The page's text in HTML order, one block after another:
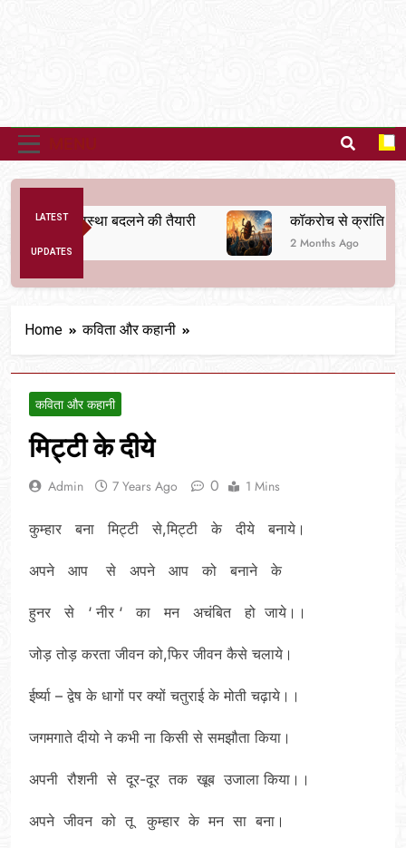
LATEST
UPDATES
व्यवस्था बदलने की तैयारी कॉकरोच से क्रांति तक
2 Months Ago
Home कविता और कहानी
कविता और कहानी
मिट्टी के दीये
Admin 7 Years Ago 0 1 Mins
कुम्हार बना मिट्टी से,मिट्टी के दीये बनाये।
अपने आप से अपने आप को बनाने के
हुनर से ‘ नीर ‘ का मन अचंबित हो जाये।।
जोड़ तोड़ करता जीवन को,फिर जीवन कैसे चलाये।
ईर्ष्या – द्वेष के धागों पर क्यों चतुराई के मोती चढ़ाये।।
जगमगाते दीयो ने कभी ना किसी से समझौता किया।
अपनी रौशनी से दूर-दूर तक खूब उजाला किया।।
अपने जीवन को तू कुम्हार के मन सा बना।